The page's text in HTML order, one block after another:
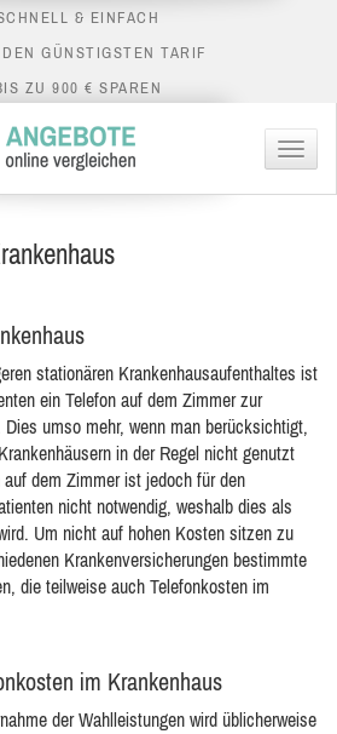
& EINFACH
GÜNSTIGSTEN TARIF
ZU 900 € SPAREN
Menü
stationären Krankenhausaufenthaltes ist
ein Telefon auf dem Zimmer zur
umso mehr, wenn man berücksichtigt,
in der Regel nicht genutzt
dem Zimmer ist jedoch für den
nicht notwendig, weshalb dies als
Um nicht auf hohen Kosten sitzen zu
Krankenversicherungen bestimmte
die teilweise auch Telefonkosten im
im Krankenhaus
der Wahlleistungen wird üblicherweise